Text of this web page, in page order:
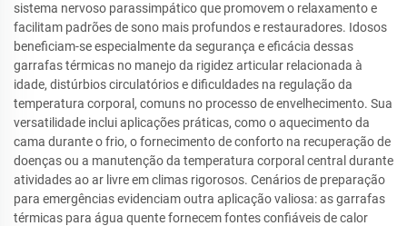
sistema nervoso parassimpático que promovem o relaxamento e
facilitam padrões de sono mais profundos e restauradores. Idosos
beneficiam-se especialmente da segurança e eficácia dessas
garrafas térmicas no manejo da rigidez articular relacionada à
idade, distúrbios circulatórios e dificuldades na regulação da
temperatura corporal, comuns no processo de envelhecimento. Sua
versatilidade inclui aplicações práticas, como o aquecimento da
cama durante o frio, o fornecimento de conforto na recuperação de
doenças ou a manutenção da temperatura corporal central durante
atividades ao ar livre em climas rigorosos. Cenários de preparação
para emergências evidenciam outra aplicação valiosa: as garrafas
térmicas para água quente fornecem fontes confiáveis de calor